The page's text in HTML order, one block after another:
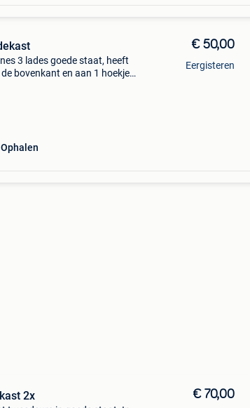
3 lades goede staat, heeft
bovenkant en aan 1 hoekje
Ophalen
€ 50,00
Eergisteren
2x € 70,00